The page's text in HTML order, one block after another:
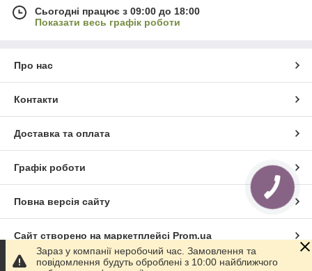
Сьогодні працює з 09:00 до 18:00
Показати весь графік роботи
Про нас
Контакти
Доставка та оплата
Графік роботи
Повна версія сайту
Сайт створено на маркетплейсі Prom.ua
Зараз у компанії неробочий час. Замовлення та
повідомлення будуть оброблені з 10:00 найближчого
КНОПКА
ЗВ'ЯЗКУ